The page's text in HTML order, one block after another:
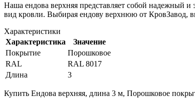
Наша ендова верхняя представляет собой надежный
вид кровли. Выбирая ендову верхнюю от КровЗавод,
Характеристики
Характеристика
Значение
Покрытие
Порошковое
RAL
RAL 8017
Длина
3
Купить Ендова верхняя, длина 3 м, Порошковое